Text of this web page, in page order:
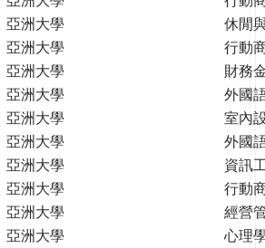
亞洲大學
休閒
亞洲大學
行動
亞洲大學
財務
亞洲大學
外國
亞洲大學
室內
亞洲大學
外國
亞洲大學
資訊
亞洲大學
行動
亞洲大學
經營
亞洲大學
心理